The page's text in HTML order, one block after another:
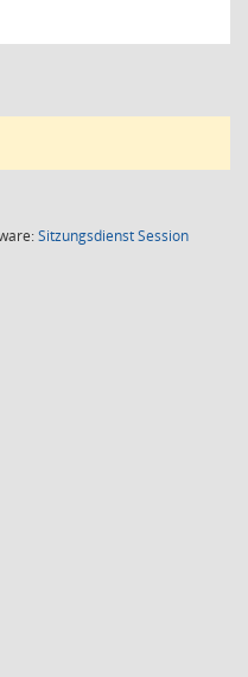
SitzungsdienstSession(Wird in